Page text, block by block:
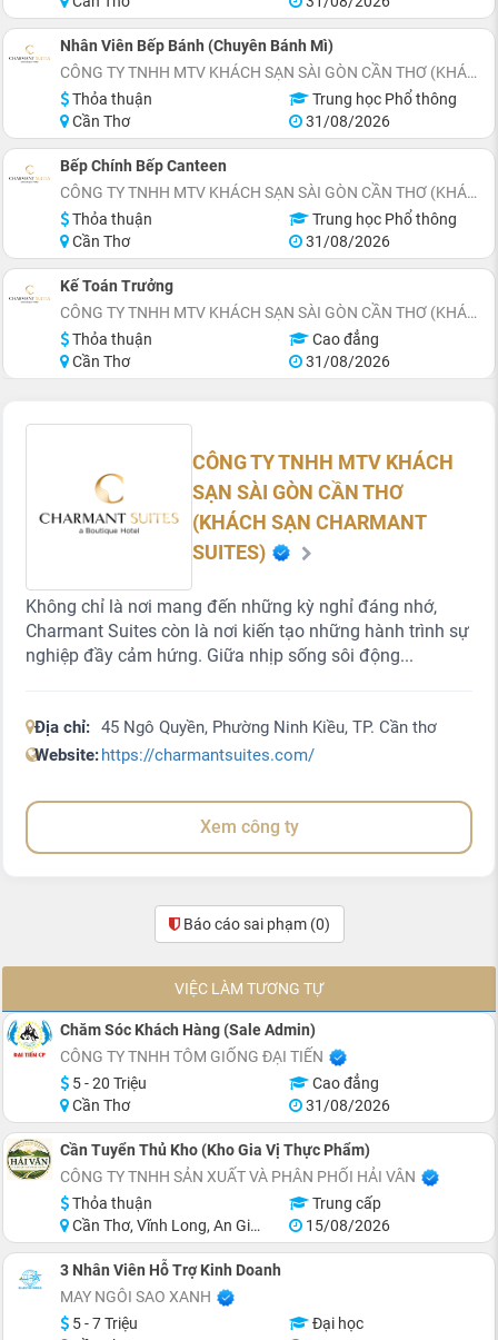
Nhân Viên Bếp Bánh (Chuyên Bánh Mì)
CÔNG TY TNHH MTV KHÁCH SẠN SÀI GÒN CẦN THƠ (KHÁCH SẠN CHARMANT SUITES)
Thỏa thuận
Trung học Phổ thông
Cần Thơ
31/08/2026
Bếp Chính Bếp Canteen
CÔNG TY TNHH MTV KHÁCH SẠN SÀI GÒN CẦN THƠ (KHÁCH SẠN CHARMANT SUITES)
Thỏa thuận
Trung học Phổ thông
Cần Thơ
31/08/2026
Kế Toán Trưởng
CÔNG TY TNHH MTV KHÁCH SẠN SÀI GÒN CẦN THƠ (KHÁCH SẠN CHARMANT SUITES)
Thỏa thuận
Cao đẳng
Cần Thơ
31/08/2026
CÔNG TY TNHH MTV KHÁCH
SẠN SÀI GÒN CẦN THƠ
(KHÁCH SẠN CHARMANT
SUITES)
Không chỉ là nơi mang đến những kỳ nghỉ đáng nhớ,
Charmant Suites còn là nơi kiến tạo những hành trình sự
nghiệp đầy cảm hứng. Giữa nhịp sống sôi động...
Địa chỉ: 45 Ngô Quyền, Phường Ninh Kiều, TP. Cần thơ
Website:https://charmantsuites.com/
Xem công ty
Báo cáo sai phạm (0)
VIỆC LÀM TƯƠNG TỰ
Chăm Sóc Khách Hàng (Sale Admin)
CÔNG TY TNHH TÔM GIỐNG ĐẠI TIẾN
5 - 20 Triệu
Cao đẳng
Cần Thơ
31/08/2026
Cần Tuyển Thủ Kho (Kho Gia Vị Thực Phẩm)
CÔNG TY TNHH SẢN XUẤT VÀ PHÂN PHỐI HẢI VÂN
Thỏa thuận
Trung cấp
Cần Thơ, Vĩnh Long, An Giang, Kiên Giang, Đồng Tháp, Hậu Giang
15/08/2026
3 Nhân Viên Hỗ Trợ Kinh Doanh
MAY NGÔI SAO XANH
5 - 7 Triệu
Đại học